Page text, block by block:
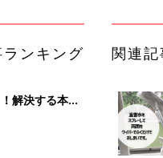
ンキング
解決する本
4カ月～2才
関連記